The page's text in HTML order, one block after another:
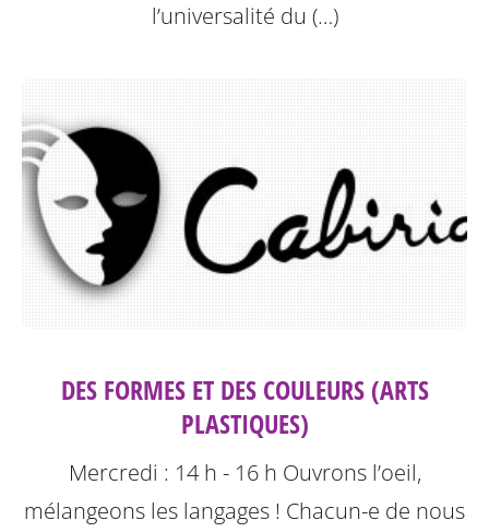
l’universalité du (…)
DES FORMES ET DES COULEURS (ARTS
PLASTIQUES)
Mercredi : 14 h - 16 h Ouvrons l’oeil,
mélangeons les langages ! Chacun-e de nous